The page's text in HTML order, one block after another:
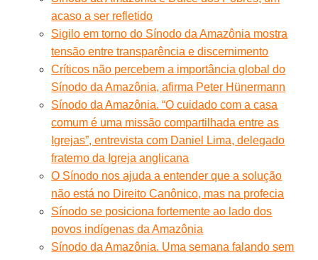
acaso a ser refletido
Sigilo em torno do Sínodo da Amazônia mostra
tensão entre transparência e discernimento
Críticos não percebem a importância global do
Sínodo da Amazônia, afirma Peter Hünermann
Sínodo da Amazônia. “O cuidado com a casa
comum é uma missão compartilhada entre as
Igrejas”, entrevista com Daniel Lima, delegado
fraterno da Igreja anglicana
O Sínodo nos ajuda a entender que a solução
não está no Direito Canônico, mas na profecia
Sínodo se posiciona fortemente ao lado dos
povos indígenas da Amazônia
Sínodo da Amazônia. Uma semana falando sem